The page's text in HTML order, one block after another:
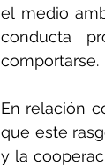
el medio
conducta
comportarse.
En relación
que este
y la